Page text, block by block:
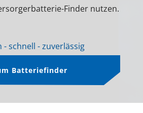
Finder nutzen.
- schnell - zuverlässig
Batteriefinder